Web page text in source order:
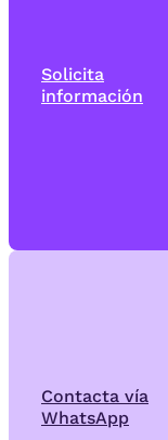
Solicita
información
Contacta vía
WhatsApp